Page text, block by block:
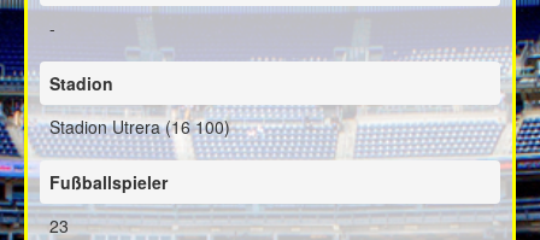
-
Stadion
Stadion Utrera (16 100)
Fußballspieler
23